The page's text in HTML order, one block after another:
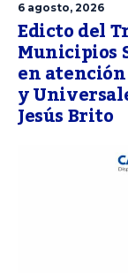
6 agosto, 2026
Edicto del
Municipios
en
y
Jesús Brito